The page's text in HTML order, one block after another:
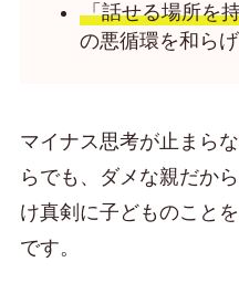
「話せる場所を
の悪循環を和ら
マイナス思考が止まら
らでも、ダメな親だか
け真剣に子どものこと
です。